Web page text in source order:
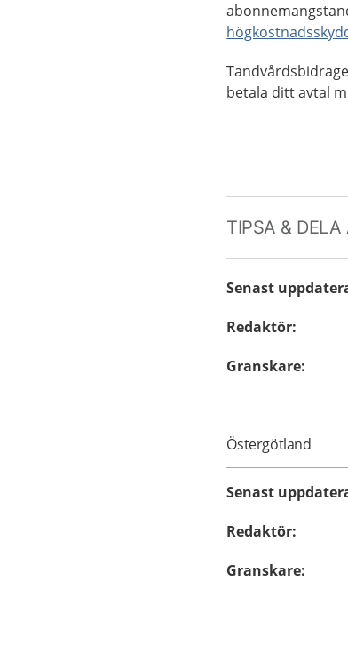
betala ditt avtal
TIPSA & DELA
Senast
Redaktör:
Granskare:
Östergötland
Senast
Redaktör:
Granskare: